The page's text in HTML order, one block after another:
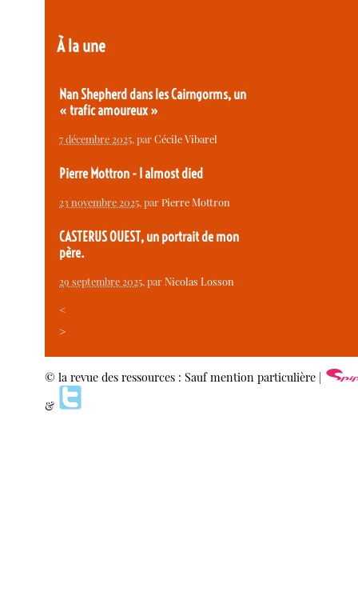
À la une
Nan Shepherd dans les Cairngorms, un
« trafic amoureux »
7 décembre 2025, parCécile Vibarel
Pierre Mottron - I almost died
23 novembre 2025, parPierre Mottron
CASTERUS OUEST, un portrait de mon
père.
29 septembre 2025, parNicolas Losson
<
>
© la revue des ressources : Sauf mention particulière |
&